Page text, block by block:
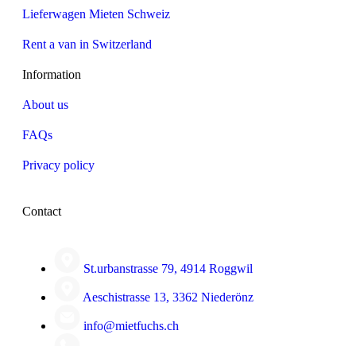
Lieferwagen Mieten Schweiz
Rent a van in Switzerland
Information
About us
FAQs
Privacy policy
Contact
St.urbanstrasse 79, 4914 Roggwil
Aeschistrasse 13, 3362 Niederönz
info@mietfuchs.ch